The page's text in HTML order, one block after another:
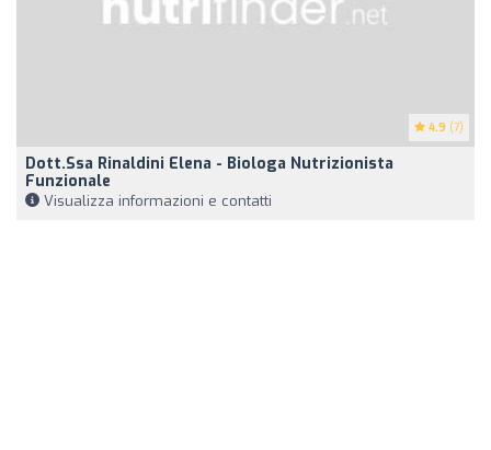
4.9 (7)
Dott.ssa Rinaldini Elena - Biologa Nutrizionista
Funzionale
Visualizza informazioni e contatti